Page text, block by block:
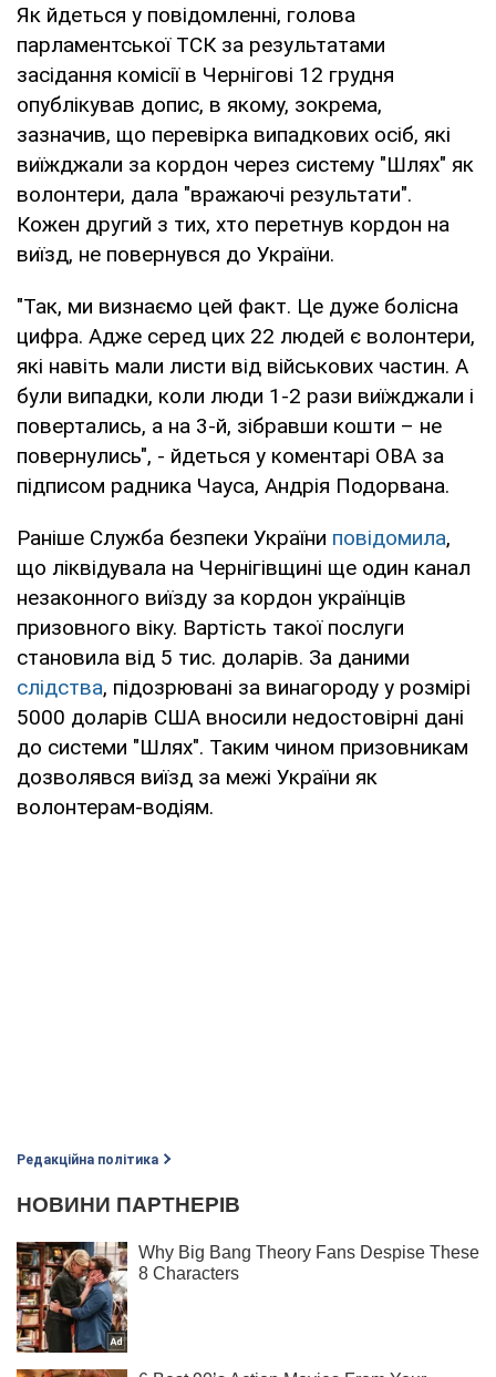
Як йдеться у повідомленні, голова
парламентської ТСК за результатами
засідання комісії в Чернігові 12 грудня
опублікував допис, в якому, зокрема,
зазначив, що перевірка випадкових осіб, які
виїжджали за кордон через систему "Шлях" як
волонтери, дала "вражаючі результати".
Кожен другий з тих, хто перетнув кордон на
виїзд, не повернувся до України.
"Так, ми визнаємо цей факт. Це дуже болісна
цифра. Адже серед цих 22 людей є волонтери,
які навіть мали листи від військових частин. А
були випадки, коли люди 1-2 рази виїжджали і
повертались, а на 3-й, зібравши кошти – не
повернулись", - йдеться у коментарі ОВА за
підписом радника Чауса, Андрія Подорвана.
Раніше Служба безпеки України повідомила,
що ліквідувала на Чернігівщині ще один канал
незаконного виїзду за кордон українців
призовного віку. Вартість такої послуги
становила від 5 тис. доларів. За даними
слідства, підозрювані за винагороду у розмірі
5000 доларів США вносили недостовірні дані
до системи "Шлях". Таким чином призовникам
дозволявся виїзд за межі України як
волонтерам-водіям.
Редакційна політика